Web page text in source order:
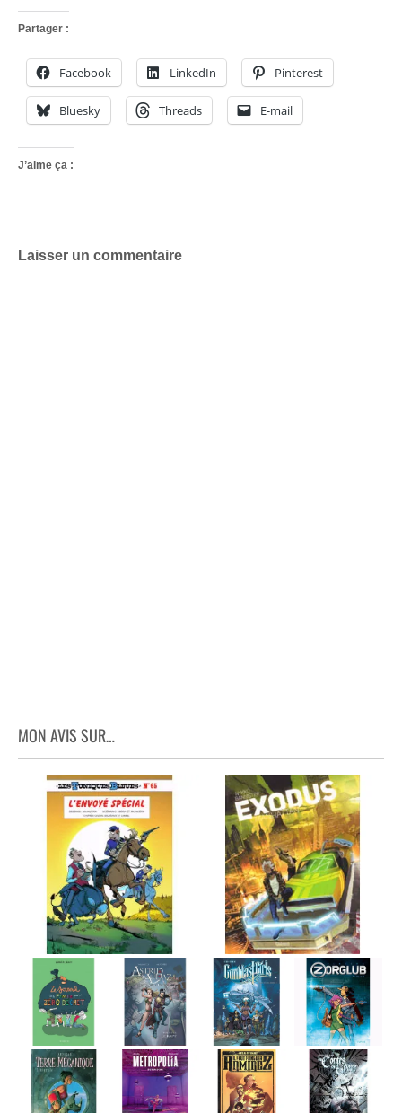
Partager :
Facebook LinkedIn Pinterest
Bluesky Threads E-mail
J’aime ça :
Laisser un commentaire
MON AVIS SUR…